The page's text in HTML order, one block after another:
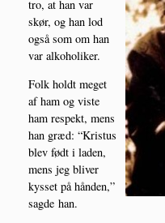
tro, at han var
skør, og han lod
også som om han
var alkoholiker.
Folk holdt meget
af ham og viste
ham respekt, mens
han græd: “Kristus
blev født i laden,
mens jeg bli­ver
kys­set på hån­den,”
sag­de han.